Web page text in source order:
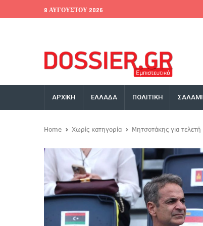
8 ΑΥΓΟΎΣΤΟΥ 2026
ΑΡΧΙΚΗ ΕΛΛΑΔΑ ΠΟΛΙΤΙΚΗ
Home Χωρίς κατηγορία Μητσοτάκης για